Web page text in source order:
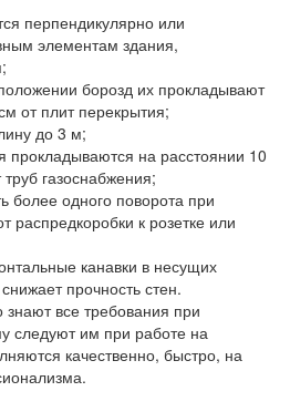
перпендикулярно или
элементам здания,
борозд их прокладывают
от плит перекрытия;
до 3 м;
прокладываются на расстоянии 10
газоснабжения;
более одного поворота при
распредкоробки к розетке или
канавки в несущих
прочность стен.
все требования при
следуют им при работе на
качественно, быстро, на